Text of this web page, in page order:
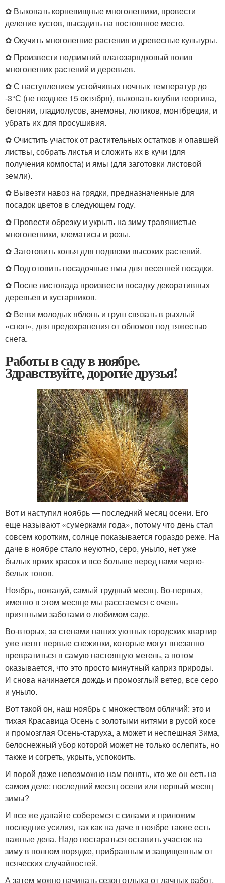
✿ Выкопать корневищные многолетники, провести
деление кустов, высадить на постоянное место.
✿ Окучить многолетние растения и древесные культуры.
✿ Произвести подзимний влагозарядковый полив
многолетних растений и деревьев.
✿ С наступлением устойчивых ночных температур до
-3°С (не позднее 15 октября), выкопать клубни георгина,
бегонии, гладиолусов, анемоны, лютиков, монтбреции, и
убрать их для просушивия.
✿ Очистить участок от растительных остатков и опавшей
листвы, собрать листья и сложить их в кучи (для
получения компоста) и ямы (для заготовки листовой
земли).
✿ Вывезти навоз на грядки, предназначенные для
посадок цветов в следующем году.
✿ Провести обрезку и укрыть на зиму травянистые
многолетники, клематисы и розы.
✿ Заготовить колья для подвязки высоких растений.
✿ Подготовить посадочные ямы для весенней посадки.
✿ После листопада произвести посадку декоративных
деревьев и кустарников.
✿ Ветви молодых яблонь и груш связать в рыхлый
«сноп», для предохранения от обломов под тяжестью
снега.
Работы в саду в ноябре.
Здравствуйте, дорогие друзья!
Вот и наступил ноябрь — последний месяц осени. Его
еще называют «сумерками года», потому что день стал
совсем коротким, солнце показывается гораздо реже. На
даче в ноябре стало неуютно, серо, уныло, нет уже
былых ярких красок и все больше перед нами черно-
белых тонов.
Ноябрь, пожалуй, самый трудный месяц. Во-первых,
именно в этом месяце мы расстаемся с очень
приятными заботами о любимом саде.
Во-вторых, за стенами наших уютных городских квартир
уже летят первые снежинки, которые могут внезапно
превратиться в самую настоящую метель, а потом
оказывается, что это просто минутный каприз природы.
И снова начинается дождь и промозглый ветер, все серо
и уныло.
Вот такой он, наш ноябрь с множеством обличий: это и
тихая Красавица Осень с золотыми нитями в русой косе
и промозглая Осень-старуха, а может и неспешная Зима,
белоснежный убор которой может не только ослепить, но
также и согреть, укрыть, успокоить.
И порой даже невозможно нам понять, кто же он есть на
самом деле: последний месяц осени или первый месяц
зимы?
И все же давайте соберемся с силами и приложим
последние усилия, так как на даче в ноябре также есть
важные дела. Надо постараться оставить участок на
зиму в полном порядке, прибранным и защищенным от
всяческих случайностей.
А затем можно начинать сезон отдыха от дачных работ,